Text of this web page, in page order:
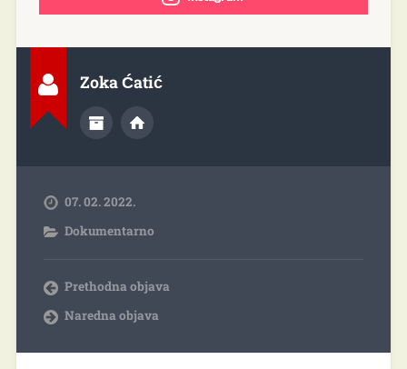
Zoka Ćatić
07. 02. 2022.
Dokumentarno
Prethodna objava
Naredna objava